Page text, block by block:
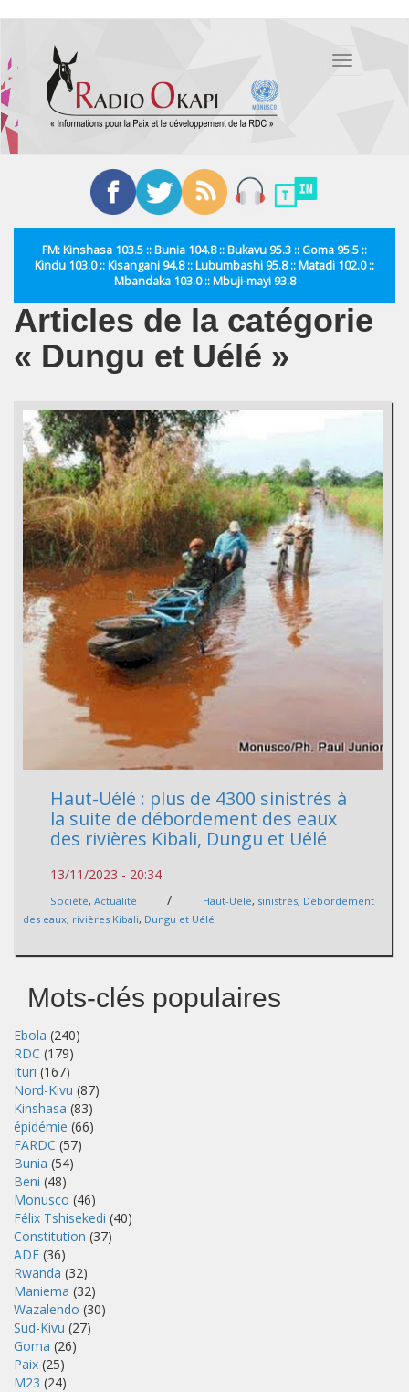
contenu
principal
Toggle
FM: Kinshasa 103.5 :: Bunia 104.8 :: Bukavu 95.3 :: Goma 95.5 ::
Kindu 103.0 :: Kisangani 94.8 :: Lubumbashi 95.8 :: Matadi 102.0 ::
Mbandaka 103.0 :: Mbuji-mayi 93.8
Articles de la catégorie
« Dungu et Uélé »
Haut-Uélé : plus de 4300 sinistrés à
la suite de débordement des eaux
des rivières Kibali, Dungu et Uélé
13/11/2023 - 20:34
Société, Actualité / Haut-Uele, sinistrés, Debordement
des eaux, rivières Kibali, Dungu et Uélé
Mots-clés populaires
Ebola (240)
RDC (179)
Ituri (167)
Nord-Kivu (87)
Kinshasa (83)
épidémie (66)
FARDC (57)
Bunia (54)
Beni (48)
Monusco (46)
Félix Tshisekedi (40)
Constitution (37)
ADF (36)
Rwanda (32)
Maniema (32)
Wazalendo (30)
Sud-Kivu (27)
Goma (26)
Paix (25)
M23 (24)